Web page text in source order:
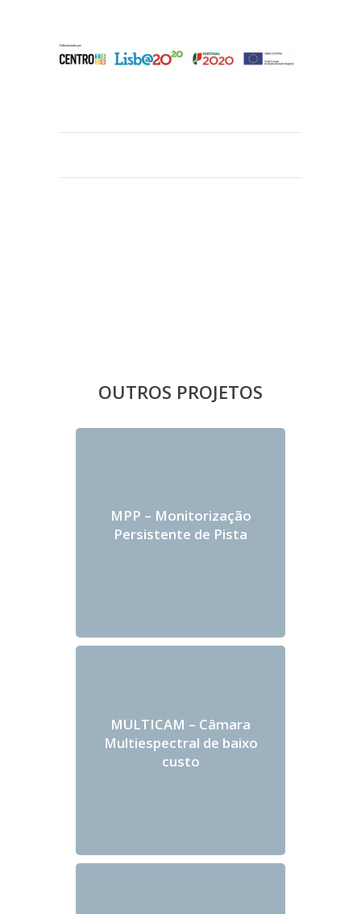
OUTROS PROJETOS
MPP – Monitorização
Persistente de Pista
MULTICAM – Câmara
Multiespectral de baixo
custo